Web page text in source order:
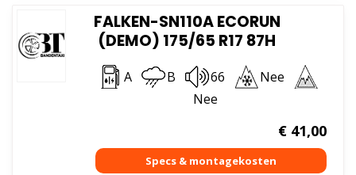
FALKEN-SN110A ECORUN
(DEMO) 175/65 R17 87H
A B 66
Nee
Nee
€41,00